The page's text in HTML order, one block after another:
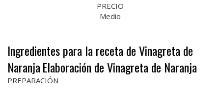
PRECIO
Medio
Ingredientes para la receta de Vinagreta de
NaranjaElaboración de Vinagreta de Naranja
PREPARACIÓN